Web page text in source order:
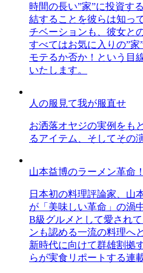
時間の長い”家”に投資す
結することを彼らは知っ
チベーションも、彼女と
すべてはお気に入りの”
モテるか否か！という目
いたします。
人の服見て我が服直せ
お洒落オヤジの実例をも
るアイテム、そしてその
山本益博のラーメン革命！
日本初の料理評論家、山
が「美味しい革命」の渦
B級グルメとして愛され
ンも認める一流の料理へ
新時代に向けて群雄割拠
らが実食リポートする連